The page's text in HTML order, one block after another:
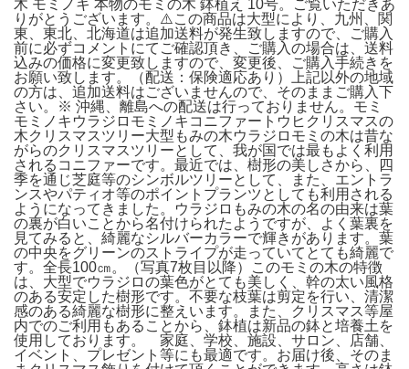
木 モミノキ 本物のモミの木 鉢植え 10号。ご覧いただきあ
りがとうございます。⚠️この商品は大型により、九州、関
東、東北、北海道は追加送料が発生致しますので、ご購入
前に必ずコメントにてご確認頂き、ご購入の場合は、送料
込みの価格に変更致しますので、変更後、ご購入手続きを
お願い致します。（配送：保険適応あり）上記以外の地域
の方は、追加送料はございませんので、そのままご購入下
さい。※ 沖縄、離島への配送は行っておりません。モミ
モミノキウラジロモミノキコニファートウヒクリスマスの
木クリスマスツリー大型もみの木ウラジロモミの木は昔な
がらのクリスマスツリーとして、我が国では最もよく利用
されるコニファーです。最近では、樹形の美しさから、四
季を通じ芝庭等のシンボルツリーとして、また、エントラ
ンスやパティオ等のポイントプランツとしても利用される
ようになってきました。ウラジロもみの木の名の由来は葉
の裏が白いことから名付けられたようですが、よく葉裏を
見てみると、綺麗なシルバーカラーで輝きがあります。葉
の中央をグリーンのストライプが走っていてとても綺麗で
す。全長100㎝。（写真7枚目以降）このモミの木の特徴
は、大型でウラジロの葉色がとても美しく、幹の太い風格
のある安定した樹形です。不要な枝葉は剪定を行い、清潔
感のある綺麗な樹形に整えいます。また、クリスマス等屋
内でのご利用もあることから、鉢植は新品の鉢と培養土を
使用しております。 家庭、学校、施設、サロン、店舗、
イベント、プレゼント等にも最適です。お届け後、そのま